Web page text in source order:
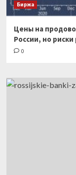
Биржа
Цены на
России, но
0